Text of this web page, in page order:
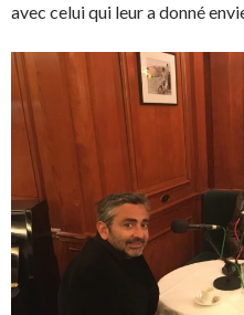
avec celui qui leur a donné